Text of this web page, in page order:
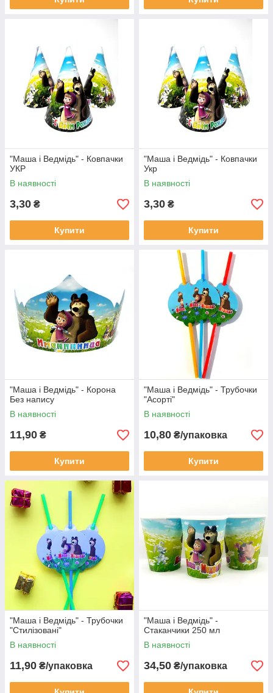
"Маша і Ведмідь" - Ковпачки
УКР
В наявності
3,30 ₴
Купити
"Маша і Ведмідь" - Ковпачки
Укр
В наявності
3,30 ₴
Купити
"Маша і Ведмідь" - Корона
Без напису
В наявності
11,90 ₴
Купити
"Маша і Ведмідь" - Трубочки
"Асорті"
В наявності
10,80 ₴/упаковка
Купити
"Маша і Ведмідь" - Трубочки
"Стилізовані"
В наявності
11,90 ₴/упаковка
"Маша і Ведмідь" -
Стаканчики 250 мл
В наявності
34,50 ₴/упаковка